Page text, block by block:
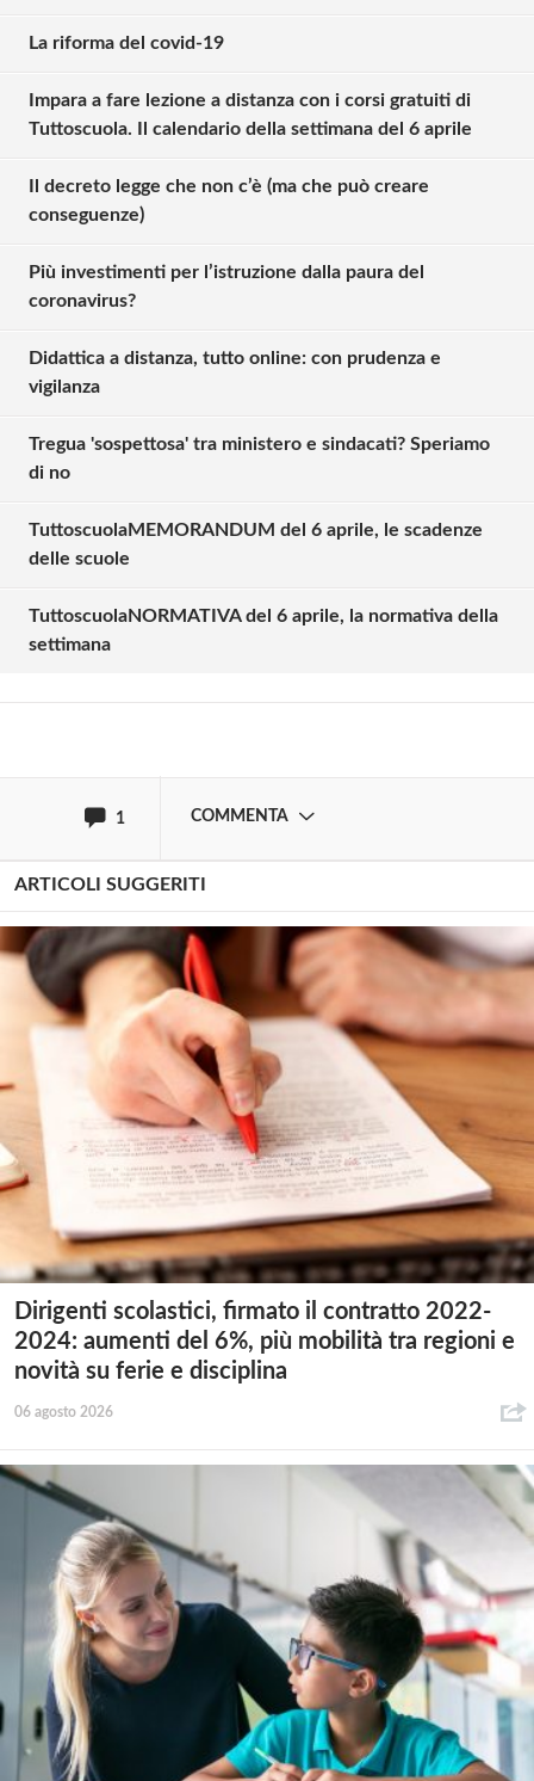
La riforma del covid-19
Impara a fare lezione a distanza con i corsi gratuiti di
Tuttoscuola. Il calendario della settimana del 6 aprile
Il decreto legge che non c’è (ma che può creare
conseguenze)
Più investimenti per l’istruzione dalla paura del
coronavirus?
Didattica a distanza, tutto online: con prudenza e
vigilanza
Tregua 'sospettosa' tra ministero e sindacati? Speriamo
di no
TuttoscuolaMEMORANDUM del 6 aprile, le scadenze
delle scuole
TuttoscuolaNORMATIVA del 6 aprile, la normativa della
settimana
1 COMMENTA
Solo gli utenti registrati possono
commentare!
Effettua il
oppure accedi via
Daniele Gabbrielli
Ma chi scrive si rende conto dei problemi delle
Gabbrielli
ARTICOLI SUGGERITI
Dirigenti scolastici, firmato il contratto 2022-
2024: aumenti del 6%, più mobilità tra regioni e
novità su ferie e disciplina
06 agosto 2026